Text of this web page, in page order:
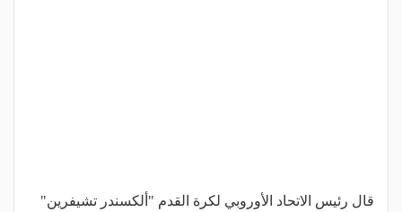
قال رئيس الاتحاد الأوروبي لكرة القدم "ألكسندر تشيفرين"